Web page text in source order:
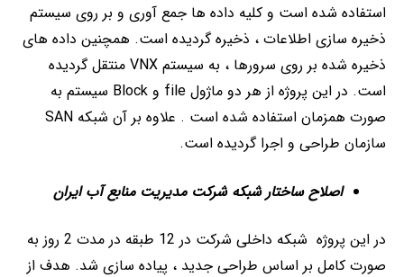
استفاده شده است و کلیه داده ها جمع آوری و بر روی سیستم
ذخیره سازی اطلاعات ، ذخیره گردیده است. همچنین داده های
ذخیره شده بر روی سرورها ، به سیستم VNX منتقل گردیده
است. در این پروژه از هر دو ماژول file و Block سیستم به
صورت همزمان استفاده شده است . علاوه بر آن شبکه SAN
سازمان طراحی و اجرا گردیده است.
اصلاح ساختار شبکه شرکت مدیریت منابع آب ایران
در این پروژه شبکه داخلی شرکت در 12 طبقه در مدت 2 روز به
صورت کامل بر اساس طراحی جدید ، پیاده سازی شد. هدف از